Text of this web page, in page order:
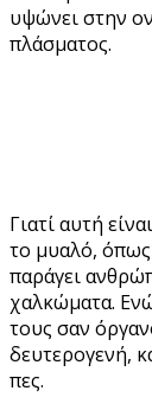
υψώνει στην
πλάσματος.
Γιατί αυτή
το μυαλό, όπως
παράγει
χαλκώματα.
τους σαν
δευτερογενή,
πες.